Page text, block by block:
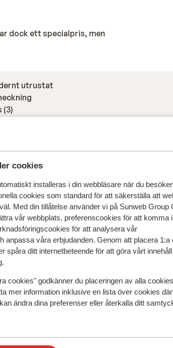
cookies
installeras i din webbläsare när du
cookies som standard för att säkerställa att
Med din tillåtelse använder vi på Sunweb Group
vår webbplats, preferenscookies för att komma
för att analysera vår
anpassa våra erbjudanden. Genom att placera 1:a
spåra ditt internetbeteende för att göra vårt
cookies" godkänner du placeringen av alla
mer information inklusive en lista över cookies
ändra dina preferenser eller återkalla ditt
dock ett specialpris, men
utrustat
(3)